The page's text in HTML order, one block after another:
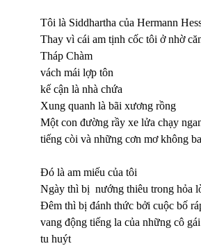
Tôi là Siddhartha của Hermann
Thay vì cái am tịnh cốc tôi ở nhờ
Tháp Chàm
vách mái lợp tôn
kế cận là nhà chứa
Xung quanh là bãi xương rồng
Một con đường rầy xe lửa chạy
tiếng còi và những cơn mơ không
Đó là am miếu của tôi
Ngày thì bị nướng thiêu trong hỏa
Đêm thì bị đánh thức bởi cuộc bố
vang động tiếng la của những cô
tu huýt